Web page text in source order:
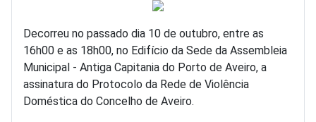
Decorreu no passado dia 10 de outubro, entre as
16h00 e as 18h00, no Edifício da Sede da Assembleia
Municipal - Antiga Capitania do Porto de Aveiro, a
assinatura do Protocolo da Rede de Violência
Doméstica do Concelho de Aveiro.